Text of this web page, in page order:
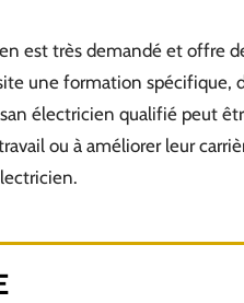
est très demandé et offre
une formation
électricien qualifié peut
ou à améliorer leur